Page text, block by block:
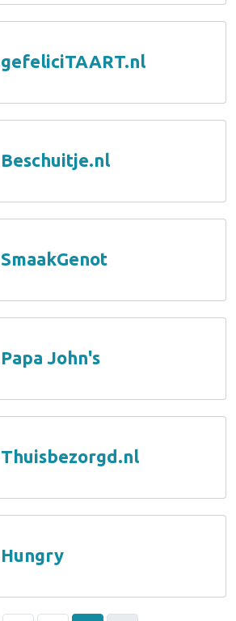
gefeliciTAART.nl
Beschuitje.nl
SmaakGenot
Papa John's
Thuisbezorgd.nl
Hungry